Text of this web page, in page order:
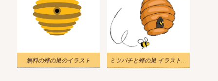
無料の蜂の巣のイラスト ミツバチと蜂の巣 イラストイメージ